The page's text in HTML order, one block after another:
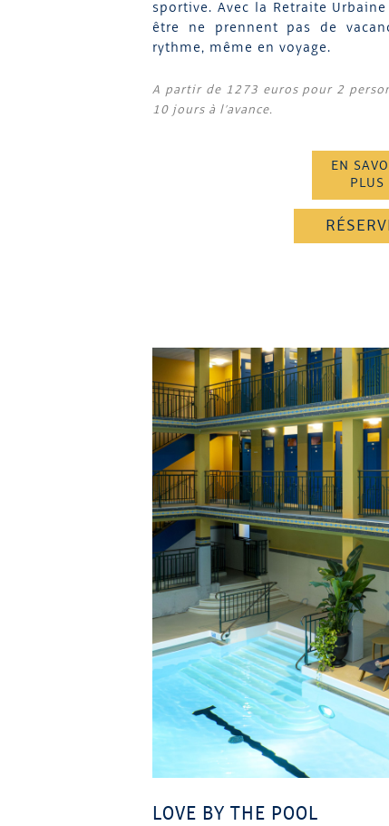
sportive. Avec la Retraite
être ne prennent pas de
rythme, même en voyage.
A partir de 1273 euros pour 2
10 jours à l’avance.
EN
PLUS
LOVE BY THE POOL